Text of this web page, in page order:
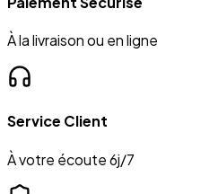
À la livraison ou en ligne
Service Client
À votre écoute 6j/7